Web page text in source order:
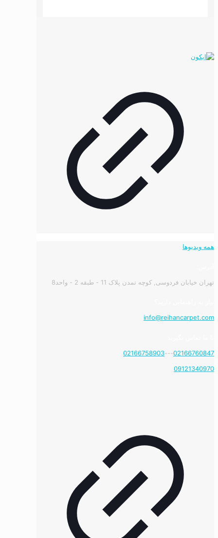
همه ویدیوها
تهران خیابان فردوسی, کوچه تمدن پلاک 11 - طبقه 2 - واحد8
info@reihancarpet.com
02166760847
---
02166758903
09121340970